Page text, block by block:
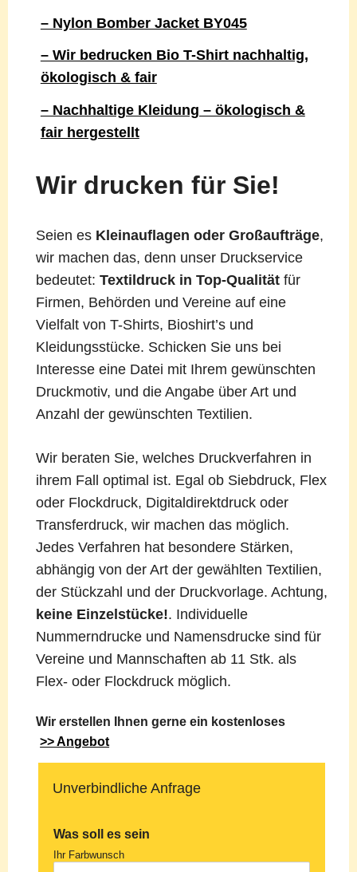
– Nylon Bomber Jacket BY045
– Wir bedrucken Bio T-Shirt nachhaltig,
ökologisch & fair
– Nachhaltige Kleidung – ökologisch &
fair hergestellt
Wir drucken für Sie!
Seien es Kleinauflagen oder Großaufträge,
wir machen das, denn unser Druckservice
bedeutet: Textildruck in Top-Qualitätfür
Firmen, Behörden und Vereine auf eine
Vielfalt von T-Shirts, Bioshirt’s und
Kleidungsstücke. Schicken Sie uns bei
Interesse eine Datei mit Ihrem gewünschten
Druckmotiv, und die Angabe über Art und
Anzahl der gewünschten Textilien.
Wir beraten Sie, welches Druckverfahren in
ihrem Fall optimal ist. Egal ob Siebdruck, Flex
oder Flockdruck, Digitaldirektdruck oder
Transferdruck, wir machen das möglich.
Jedes Verfahren hat besondere Stärken,
abhängig von der Art der gewählten Textilien,
der Stückzahl und der Druckvorlage. Achtung,
keine Einzelstücke!. Individuelle
Nummerndrucke und Namensdrucke sind für
Vereine und Mannschaften ab 11 Stk. als
Flex- oder Flockdruck möglich.
Wir erstellen Ihnen gerne ein kostenloses
>> Angebot
Unverbindliche Anfrage
Was soll es sein
Ihr Farbwunsch